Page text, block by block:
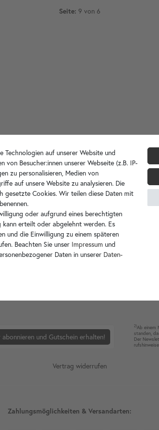
Seite: 9 von 6
und bieten immer wieder Preis Aktionen an.
und Gutschein erhalten!
2)Ab einem
standen,
Der
Vertrag widerrufen
Zahlungsmöglichkeiten & Versandarten:
Technologien auf unserer Website und
von Besucher:innen unserer Webseite (z.B. IP-
zu personalisieren, Medien von
auf unsere Website zu analysieren. Die
Cookies. Wir teilen diese Daten mit
oder aufgrund eines berechtigten
kann erteilt oder abgelehnt werden. Es
und die Einwilligung zu einem späteren
Beachten Sie unser Impressum und
Daten in unserer Daten­